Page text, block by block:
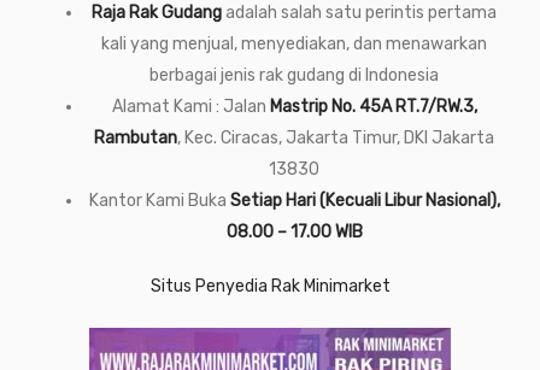
Raja Rak Gudangadalah salah satu perintis pertama
kali yang menjual, menyediakan, dan menawarkan
berbagai jenis rak gudang di Indonesia
Alamat Kami : Jalan Mastrip No. 45A RT.7/RW.3,
Rambutan, Kec. Ciracas, Jakarta Timur, DKI Jakarta
13830
Kantor Kami Buka Setiap Hari (Kecuali Libur Nasional),
08.00 – 17.00 WIB
Situs Penyedia Rak Minimarket